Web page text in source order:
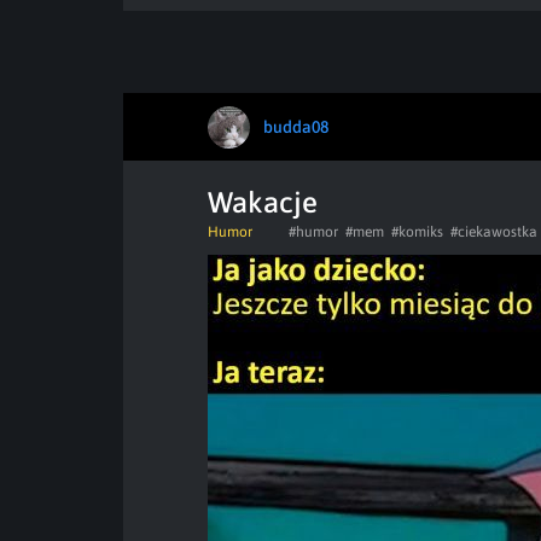
budda08
Wakacje
Humor #humor #mem #komiks #ciekawostka